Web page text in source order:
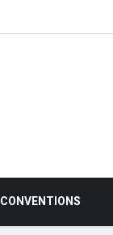
CONVENTIONS